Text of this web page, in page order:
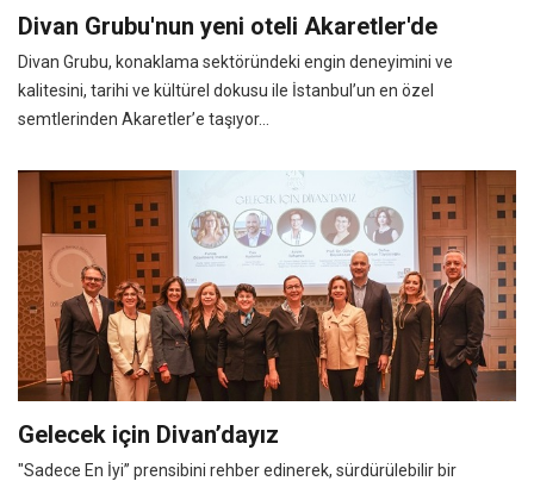
Divan Grubu'nun yeni oteli Akaretler'de
Divan Grubu, konaklama sektöründeki engin deneyimini ve
kalitesini, tarihi ve kültürel dokusu ile İstanbul’un en özel
semtlerinden Akaretler’e taşıyor...
Gelecek için Divan’dayız
"Sadece En İyi” prensibini rehber edinerek, sürdürülebilir bir